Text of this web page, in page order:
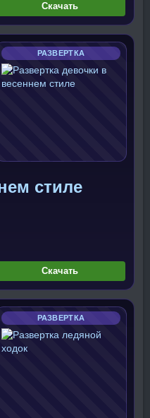
Скачать
РАЗВЕРТКА
стиле
Скачать
РАЗВЕРТКА